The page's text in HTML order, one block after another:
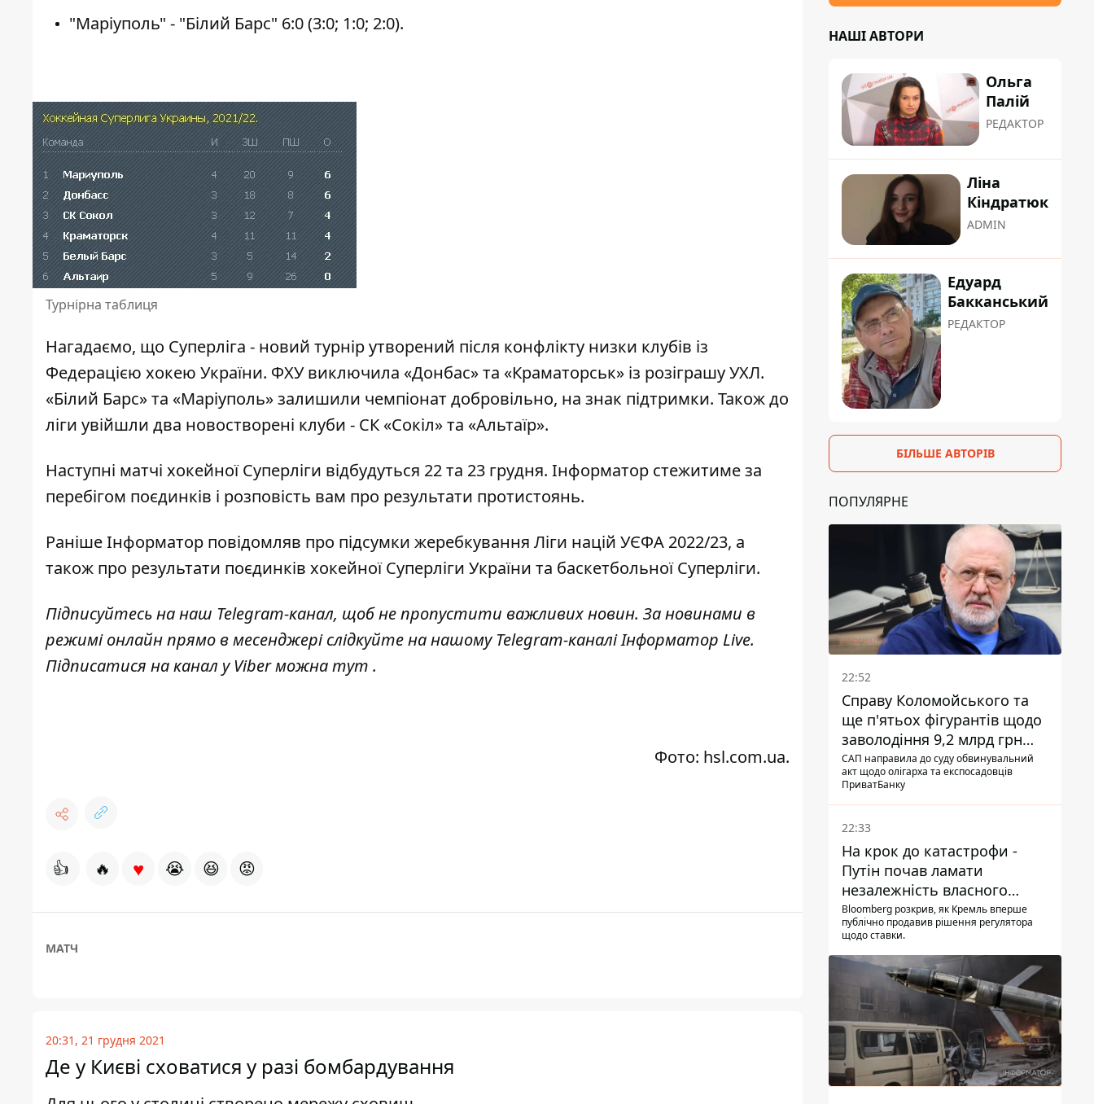
"Маріуполь" - "Білий Барс" 6:0 (3:0; 1:0; 2:0).
Турнірна таблиця
Нагадаємо, що Суперліга - новий турнір утворений після конфлікту низки клубів із
Федерацією хокею України. ФХУ виключила «Донбас» та «Краматорськ» із розіграшу УХЛ.
«Білий Барс» та «Маріуполь» залишили чемпіонат добровільно, на знак підтримки. Також до
ліги увійшли два новостворені клуби - СК «Сокіл» та «Альтаїр».
Наступні матчі хокейної Суперліги відбудуться 22 та 23 грудня. Інформатор стежитиме за
перебігом поєдинків і розповість вам про результати протистоянь.
РанішеІнформатор повідомляв про підсумки жеребкування Ліги націй УЄФА 2022/23, а
також про результати поєдинків хокейної Суперліги України та баскетбольної Суперліги.
Підписуйтесь на наш Telegram-канал, щоб не пропустити важливих новин. За новинами в
режимі онлайн прямо в месенджері слідкуйте на нашому Telegram-каналіІнформатор Live.
Підписатися на канал у Viber можнатут .
Фото: hsl.com.ua.
👍 🔥 ♥ 😭 😆 😡
МАТЧ
20:31, 21 грудня 2021
Де у Києві сховатися у разі бомбардування
НАШІ АВТОРИ
Ольга
Палій
РЕДАКТОР
Ліна
Кіндратюк
ADMIN
Едуард
Бакканський
РЕДАКТОР
БІЛЬШЕ АВТОРІВ
ПОПУЛЯРНЕ
22:52
Справу Коломойського та
ще п'ятьох фігурантів щодо
заволодіння 9,2 млрд грн
ПриватБанку скерували до
суду
САП направила до суду обвинувальний
акт щодо олігарха та експосадовців
ПриватБанку
22:33
На крок до катастрофи -
Путін почав ламати
незалежність власного
Центробанку, змусивши
знизити базову ставку
Bloomberg розкрив, як Кремль вперше
публічно продавив рішення регулятора
щодо ставки.